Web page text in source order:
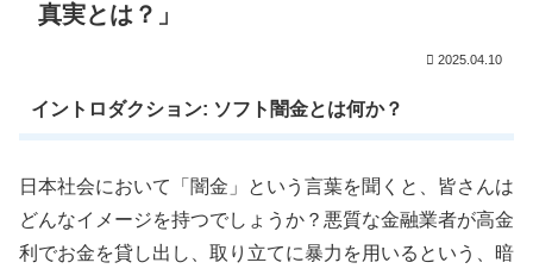
真実とは？」
2025.04.10
イントロダクション: ソフト闇金とは何か？
日本社会において「闇金」という言葉を聞くと、皆さんは
どんなイメージを持つでしょうか？悪質な金融業者が高金
利でお金を貸し出し、取り立てに暴力を用いるという、暗